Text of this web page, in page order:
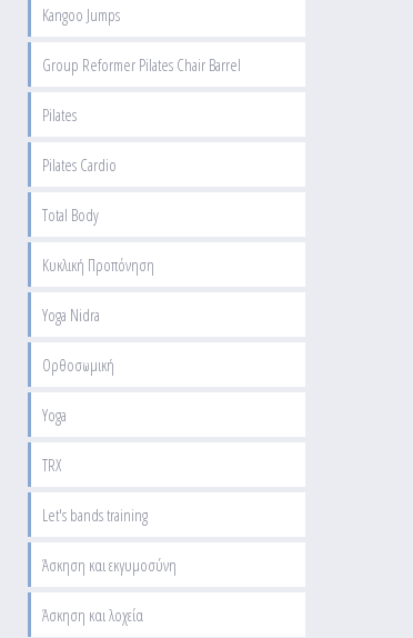
Kangoo Jumps
Group Reformer Pilates Chair Barrel
Pilates
Pilates Cardio
Total Body
Κυκλική Προπόνηση
Yoga Nidra
Ορθοσωμική
Yoga
TRX
Let's bands training
Άσκηση και εκγυμοσύνη
Άσκηση και λοχεία